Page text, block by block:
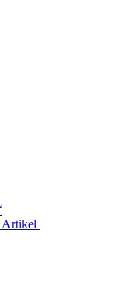
Artikel